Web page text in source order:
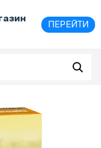
ПЕРЕЙТИ